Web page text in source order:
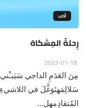
أدب
رِحلةُ المِشكاة
مِنَ العَدَمِ الداجي
سَلالِمَهتَوَغَّلَ في
المُتقادِمهلِ...